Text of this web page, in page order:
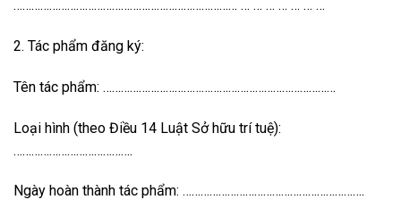
………………………………………………………………… … … … … … … …
2. Tác phẩm đăng ký:
Tên tác phẩm: ……………………………………………………………………
Loại hình (theo Điều 14 Luật Sở hữu trí tuệ):
………………………………….
Ngày hoàn thành tác phẩm: …………………………………………………….